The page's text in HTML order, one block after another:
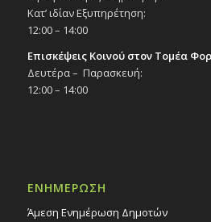
Κατ’ ιδίαν Εξυπηρέτηση:
12:00 – 14:00
Επισκέψεις Κοινού στον Τομέα
Δευτέρα – Παρασκευή:
12:00 – 14:00
ΕΝΗΜΕΡΩΣΗ
Άμεση Ενημέρωση Δημοτών